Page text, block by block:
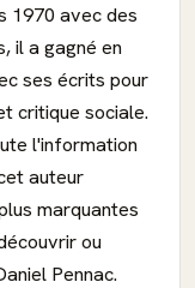
1970 avec des
il a gagné en
ses écrits pour
critique sociale.
l'information
auteur
marquantes
ou
Pennac.